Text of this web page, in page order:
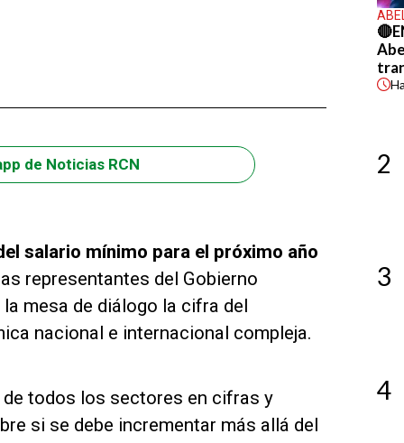
de Noticias RCN
salario mínimo para el próximo año
representantes del Gobierno
mesa de diálogo la cifra del
nacional e internacional compleja.
todos los sectores en cifras y
si se debe incrementar más allá del
2
3
4